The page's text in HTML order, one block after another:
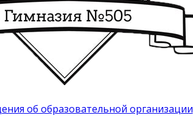
об образовательной организации